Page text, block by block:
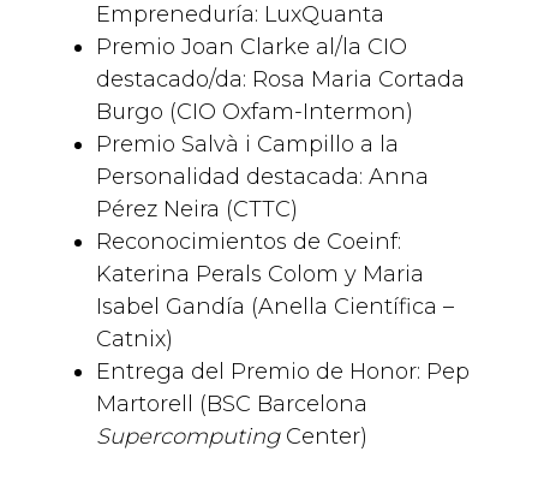
Empreneduría: LuxQuanta
Premio Joan Clarke al/la CIO
destacado/da: Rosa Maria Cortada
Burgo (CIO Oxfam-Intermon)
Premio Salvà i Campillo a la
Personalidad destacada: Anna
Pérez Neira (CTTC)
Reconocimientos de Coeinf:
Katerina Perals Colom y Maria
Isabel Gandía (Anella Científica –
Catnix)
Entrega del Premio de Honor: Pep
Martorell (BSC Barcelona
Supercomputing Center)